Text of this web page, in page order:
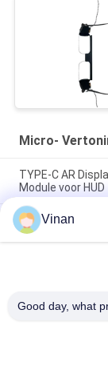
Micro-
TYPE-C AR
Module voor HUD
Volledige HD
Flexibele OLED
Micro- van de
Grootte 0. 7 de
Vinan
Good day, what